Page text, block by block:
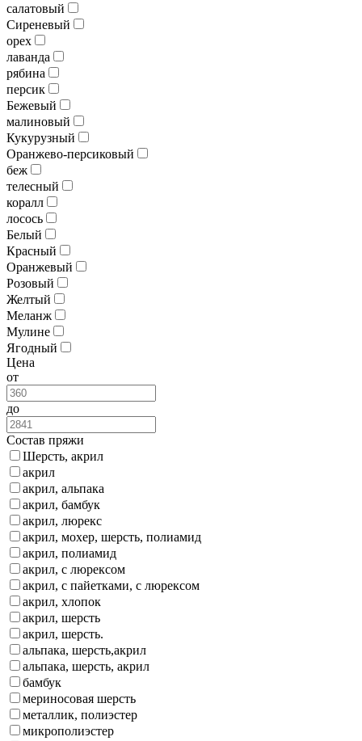
салатовый
Сиреневый
орех
лаванда
рябина
персик
Бежевый
малиновый
Кукурузный
Оранжево-персиковый
беж
телесный
коралл
лосось
Белый
Красный
Оранжевый
Розовый
Желтый
Меланж
Мулине
Ягодный
Цена
от
до
Состав пряжи
Шерсть, акрил
акрил
акрил, альпака
акрил, бамбук
акрил, люрекс
акрил, мохер, шерсть, полиамид
акрил, полиамид
акрил, с люрексом
акрил, с пайетками, с люрексом
акрил, хлопок
акрил, шерсть
акрил, шерсть.
альпака, шерсть,акрил
альпака, шерсть, акрил
бамбук
мериносовая шерсть
металлик, полиэстер
микрополиэстер